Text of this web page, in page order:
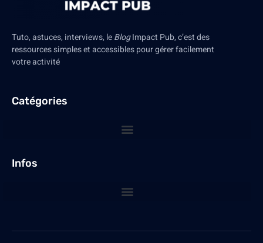
Tuto, astuces, interviews, leBlogImpact Pub, c’est des
ressources simples et accessibles pour gérer facilement
votre activité
Catégories
Infos